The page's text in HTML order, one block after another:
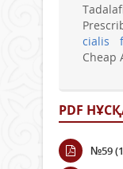
cialis
Cheap
PDF
№59